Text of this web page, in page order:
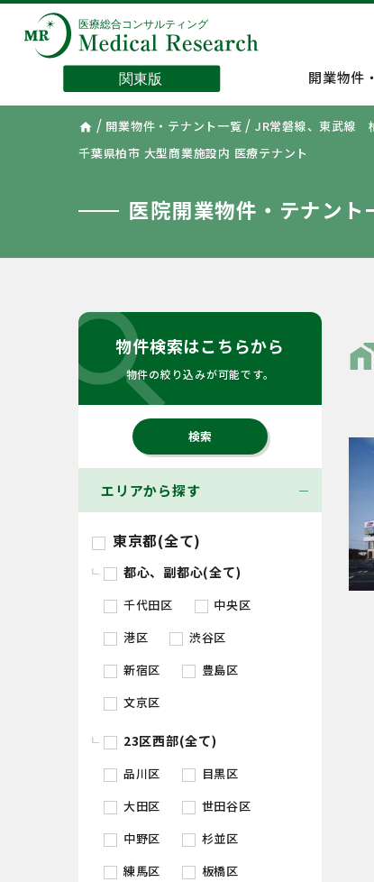
開業物件
home / 開業物件・テナント一覧 / JR常磐線、東武線
千葉県柏市 大型商業施設内 医療テナント
医院開業物件・テナント
物件検索はこちらから
物件の絞り込みが可能です。
search
エリアから探す
東京都(全て)
都心、副都心(全て)
千代田区
中央区
港区
渋谷区
新宿区
豊島区
文京区
23区西部(全て)
品川区
目黒区
大田区
世田谷区
中野区
杉並区
練馬区
板橋区